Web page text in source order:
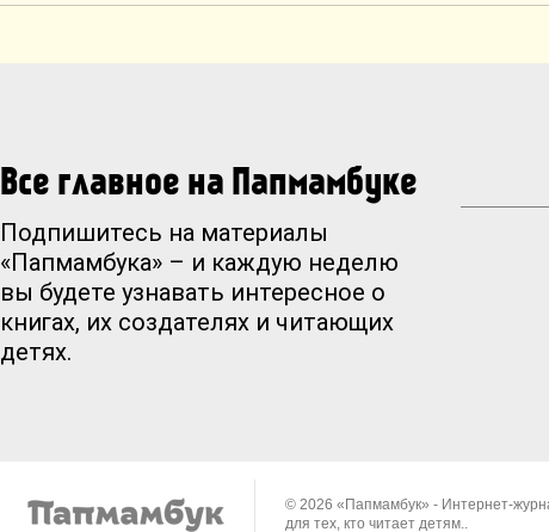
Все главное на Папмамбуке
Подпишитесь на материалы
«Папмамбука» – и каждую неделю
вы будете узнавать интересное о
книгах, их создателях и читающих
детях.
© 2026 «Папмамбук» - Интернет-
для тех, кто читает детям..